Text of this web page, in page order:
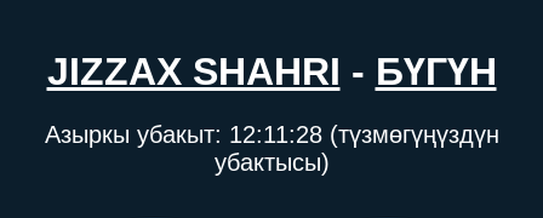
JIZZAX SHAHRI - БҮГҮН
Азыркы убакыт: 12:11:28(түзмөгүңүздүн
убактысы)